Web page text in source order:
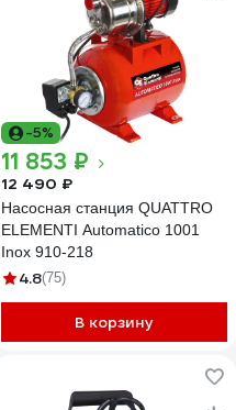
-5%
11 853 ₽
12 490 ₽
Насосная станция QUATTRO
ELEMENTI Automatico 1001
Inox 910-218
4.8(75)
В корзину